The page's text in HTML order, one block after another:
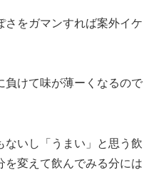
さをガマンすれば案外イケ
負けて味が薄ーくなるので
ないし「うまい」と思う飲
を変えて飲んでみる分には